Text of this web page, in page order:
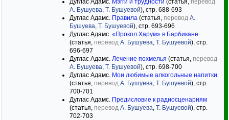
Дуглас Адамс. Мэгги и трудности (статья, перевод
А. Бушуева, Т. Бушуевой), стр. 688-693
Дуглас Адамс. Правила (статья, перевод А.
Бушуева, Т. Бушуевой), стр. 693-696
Дуглас Адамс. «Прокол Харум» в Барбикане
(статья, перевод А. Бушуева, Т. Бушуевой), стр.
696-697
Дуглас Адамс. Лечение похмелья (статья, перевод
А. Бушуева, Т. Бушуевой), стр. 698-700
Дуглас Адамс. Мои любимые алкогольные напитки
(статья, перевод А. Бушуева, Т. Бушуевой), стр.
700-701
Дуглас Адамс. Предисловие к радиосценариям
(статья, перевод А. Бушуева, Т. Бушуевой), стр.
702-703